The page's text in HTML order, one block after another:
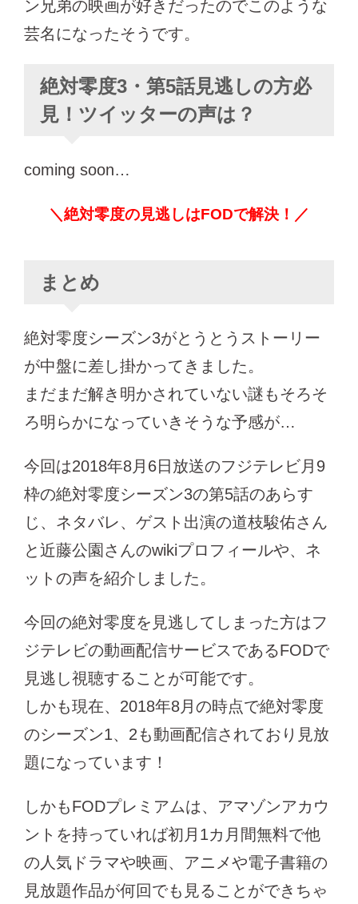
ン兄弟の映画が好きだったのでこのような
芸名になったそうです。
絶対零度3・第5話見逃しの方必
見！ツイッターの声は？
coming soon…
＼絶対零度の見逃しはFODで解決！／
まとめ
絶対零度シーズン3がとうとうストーリー
が中盤に差し掛かってきました。
まだまだ解き明かされていない謎もそろそ
ろ明らかになっていきそうな予感が…
今回は2018年8月6日放送のフジテレビ月9
枠の絶対零度シーズン3の第5話のあらす
じ、ネタバレ、ゲスト出演の道枝駿佑さん
と近藤公園さんのwikiプロフィールや、ネ
ットの声を紹介しました。
今回の絶対零度を見逃してしまった方はフ
ジテレビの動画配信サービスであるFODで
見逃し視聴することが可能です。
しかも現在、2018年8月の時点で絶対零度
のシーズン1、2も動画配信されており見放
題になっています！
しかもFODプレミアムは、アマゾンアカウ
ントを持っていれば初月1カ月間無料で他
の人気ドラマや映画、アニメや電子書籍の
見放題作品が何回でも見ることができちゃ